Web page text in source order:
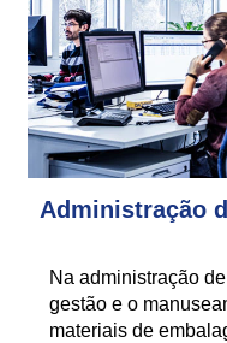
Administração
Na administração
gestão e o
materiais de